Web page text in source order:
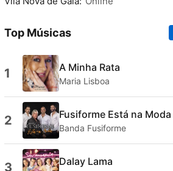
Top Músicas
1 A Minha Rata
Maria Lisboa
2 Fusiforme Está na Moda
Banda Fusiforme
3 Dalay Lama